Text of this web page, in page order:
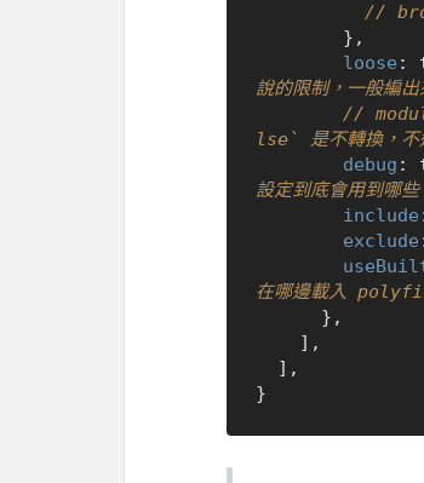
//
loose :
說的限制，一般編
//
lse` 是不轉換，
debug :
設定到底會用到哪
include
exclude
在哪邊載入